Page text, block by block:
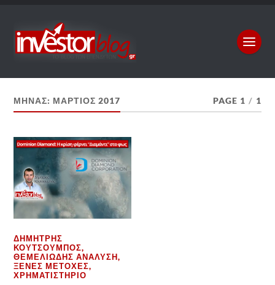
ΜΉΝΑΣ: ΜΆΡΤΙΟΣ 2017 PAGE 1 / 1
ΔΗΜΉΤΡΗΣ
ΚΟΥΤΣΟΥΜΠΌΣ,
ΘΕΜΕΛΙΏΔΗΣ ΑΝΆΛΥΣΗ,
ΞΈΝΕΣ ΜΕΤΟΧΈΣ,
ΧΡΗΜΑΤΙΣΤΉΡΙΟ